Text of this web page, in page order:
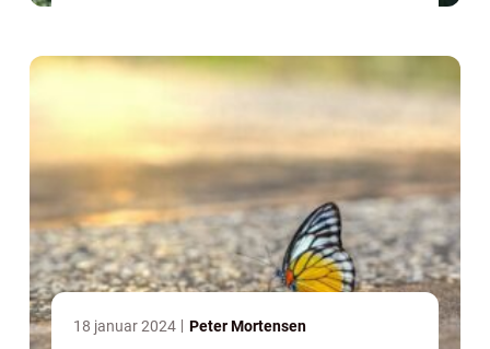
18 januar 2024 Peter Mortensen